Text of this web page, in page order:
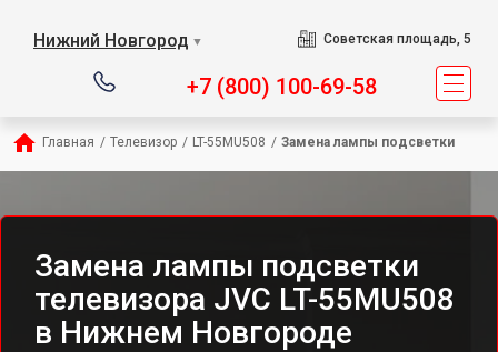
Нижний Новгород ▼ Советская площадь, 5
+7 (800) 100-69-58
Главная / Телевизор / LT-55MU508 / Замена лампы подсветки
Замена лампы подсветки
телевизора JVC LT-55MU508
в Нижнем Новгороде